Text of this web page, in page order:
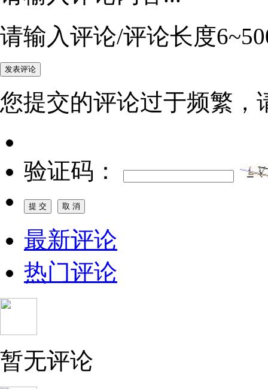
请输入评论/评论长度
您提交的评论过于频繁，
验证码：
最新评论
热门评论
暂无评论